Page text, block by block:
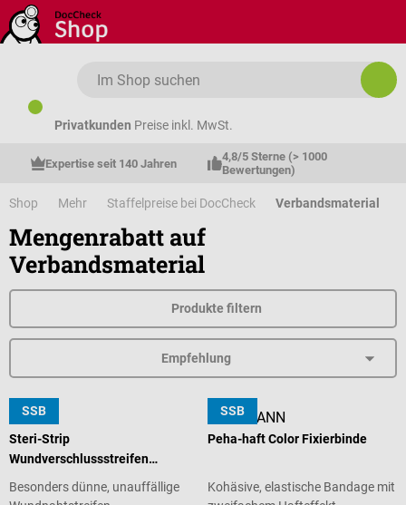
Zum Hauptinhalt springen
Privatkunden Preise inkl. MwSt.
Expertise seit 140 Jahren
4,8/5 Sterne (> 1000
Bewertungen)
Shop Mehr Staffelpreise bei DocCheck Verbandsmaterial
Mengenrabatt auf
Verbandsmaterial
Produkte filtern
SSB
3M
Steri-Strip
Wundverschlussstreifen
Blendtone
Besonders dünne, unauffällige
SSB
HARTMANN
Peha-haft Color Fixierbinde
Kohäsive, elastische Bandage mit